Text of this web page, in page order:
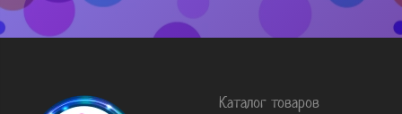
Каталог товаров